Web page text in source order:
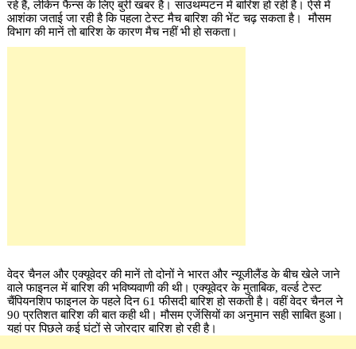
रहे हैं, लेकिन फैन्स के लिए बुरी खबर है। साउथम्पटन में बारिश हो रही है। ऐसे में
आशंका जताई जा रही है कि पहला टेस्ट मैच बारिश की भेंट चढ़ सकता है। मौसम
विभाग की मानें तो बारिश के कारण मैच नहीं भी हो सकता।
वेदर चैनल और एक्यूवेदर की मानें तो दोनों ने भारत और न्यूजीलैंड के बीच खेले जाने
वाले फाइनल में बारिश की भविष्यवाणी की थी। एक्यूवेदर के मुताबिक, वर्ल्ड टेस्ट
चैंपियनशिप फाइनल के पहले दिन 61 फीसदी बारिश हो सकती है। वहीं वेदर चैनल ने
90 प्रतिशत बारिश की बात कही थी। मौसम एजेंसियों का अनुमान सही साबित हुआ।
यहां पर पिछले कई घंटों से जोरदार बारिश हो रही है।